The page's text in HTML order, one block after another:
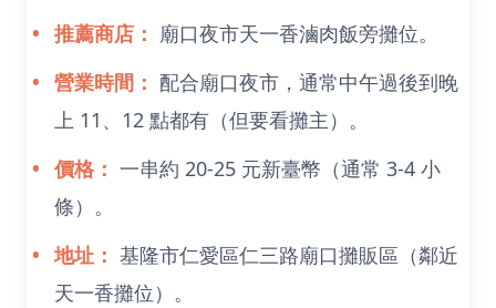
推薦商店： 廟口夜市天一香滷肉飯旁攤位。
營業時間： 配合廟口夜市，通常中午過後到晚
上 11、12 點都有（但要看攤主）。
價格： 一串約 20-25 元新臺幣（通常 3-4 小
條）。
地址： 基隆市仁愛區仁三路廟口攤販區（鄰近
天一香攤位）。